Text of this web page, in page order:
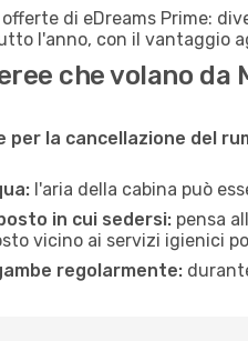
di eDreams Prime:
l'anno, con il vantaggio
che volano da
per la cancellazione del
l'aria della cabina può
in cui sedersi: pensa
vicino ai servizi igienici
regolarmente: